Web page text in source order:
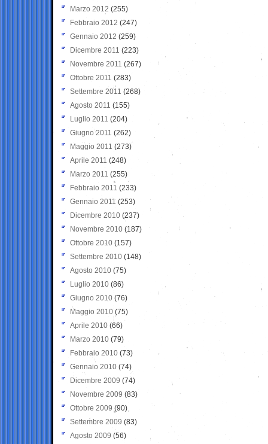
Marzo 2012 (255)
Febbraio 2012 (247)
Gennaio 2012 (259)
Dicembre 2011 (223)
Novembre 2011 (267)
Ottobre 2011 (283)
Settembre 2011 (268)
Agosto 2011 (155)
Luglio 2011 (204)
Giugno 2011 (262)
Maggio 2011 (273)
Aprile 2011 (248)
Marzo 2011 (255)
Febbraio 2011 (233)
Gennaio 2011 (253)
Dicembre 2010 (237)
Novembre 2010 (187)
Ottobre 2010 (157)
Settembre 2010 (148)
Agosto 2010 (75)
Luglio 2010 (86)
Giugno 2010 (76)
Maggio 2010 (75)
Aprile 2010 (66)
Marzo 2010 (79)
Febbraio 2010 (73)
Gennaio 2010 (74)
Dicembre 2009 (74)
Novembre 2009 (83)
Ottobre 2009 (90)
Settembre 2009 (83)
Agosto 2009 (56)